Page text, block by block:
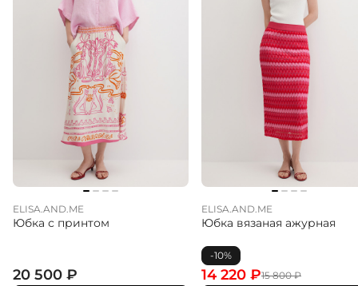
ELISA.AND.ME
Юбка с принтом
20 500 ₽
ELISA.AND.ME
Юбка вязаная ажурная
-10%
15 800₽
14 220 ₽